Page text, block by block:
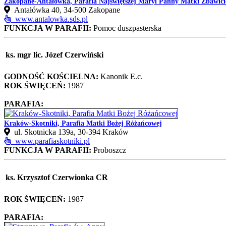
Antałówka 40, 34‑500 Zakopane
www.antalowka.sds.pl
FUNKCJA W PARAFII: Pomoc duszpasterska
ks. mgr lic. Józef Czerwiński
GODNOŚĆ KOŚCIELNA: Kanonik E.c.
ROK ŚWIĘCEŃ: 1987
PARAFIA:
Kraków-Skotniki, Parafia Matki Bożej Różańcowej
ul. Skotnicka 139a, 30‑394 Kraków
www.parafiaskotniki.pl
FUNKCJA W PARAFII: Proboszcz
ks. Krzysztof Czerwionka CR
ROK ŚWIĘCEŃ: 1987
PARAFIA: